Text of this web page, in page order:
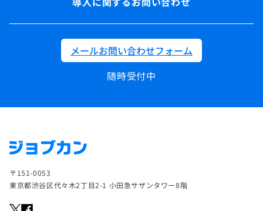
メールお問い合わせフォーム
随時受付中
〒151-0053
東京都渋谷区代々木2丁目2-1 小田急サザンタワー8階